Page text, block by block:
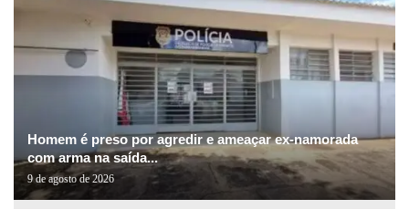
Homem é preso por agredir e ameaçar ex-namorada
com arma na saída...
9 de agosto de 2026